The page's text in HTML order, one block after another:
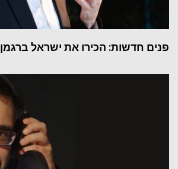
פנים חדשות: הכירו את ישראל ברגמן